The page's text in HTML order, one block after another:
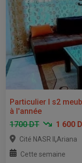
Particulier l s2
à l'année
1700 DT
1 600
Cité NASR II ,Ariana
Cette semaine